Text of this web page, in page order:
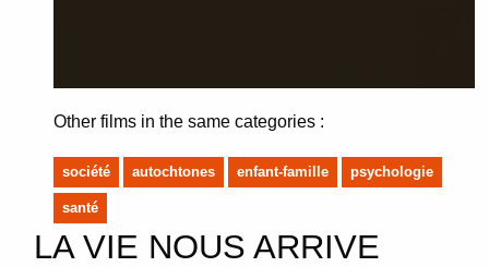
Other films in the same categories :
société autochtones enfant-famille psychologie
santé
LA VIE NOUS ARRIVE